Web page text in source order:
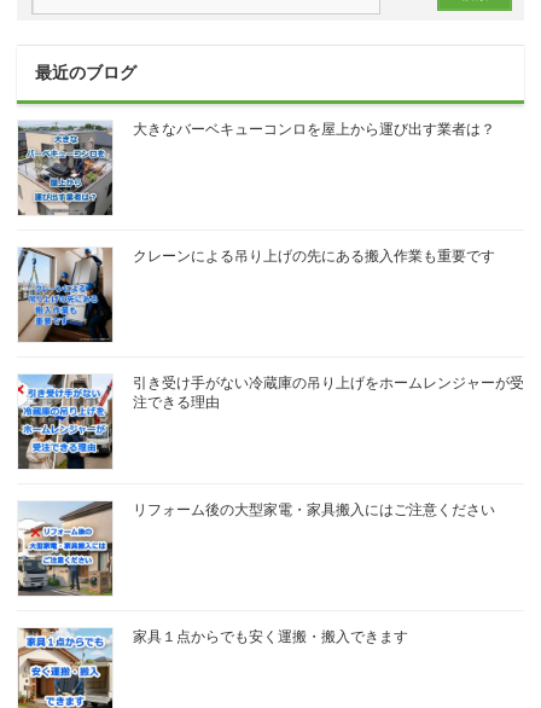
最近のブログ
大きなバーベキューコンロを屋上から運び出す業者は？
クレーンによる吊り上げの先にある搬入作業も重要です
引き受け手がない冷蔵庫の吊り上げをホームレンジャーが受
注できる理由
リフォーム後の大型家電・家具搬入にはご注意ください
家具１点からでも安く運搬・搬入できます